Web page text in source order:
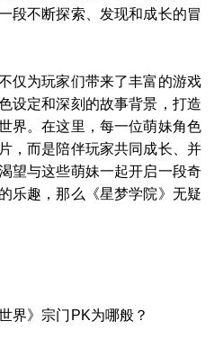
段不断探索、发现和成长的冒
仅为玩家们带来了丰富的游戏
设定和深刻的故事背景，打造
界。在这里，每一位萌妹角色
，而是陪伴玩家共同成长、并
望与这些萌妹一起开启一段奇
乐趣，那么《星梦学院》无疑
界》宗门PK为哪般？